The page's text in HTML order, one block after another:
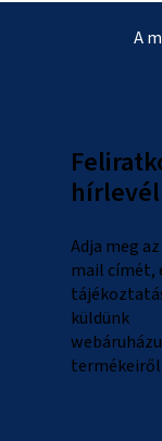
A
Adja meg
mail címét,
küldünk
termékeiről.